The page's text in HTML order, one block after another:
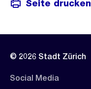
Seite drucken
© 2026 Stadt Zürich
Social Media